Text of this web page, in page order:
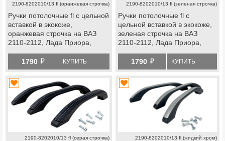
2190-8202010/13 fl (оранжевая строчка)
Ручки потолочные fl с цельной
вставкой в экокоже,
оранжевая строчка на ВАЗ
2110-2112, Лада Приора,
Гранта fl, Нива 4х4 с 2019 г.в.,
Нива Легенд, Нива Тревел,
Шевроле Нива, datsun
1790 й КУПИТЬ
2190-8202010/13 fl (зеленая строчка)
Ручки потолочные fl с
цельной вставкой в экокоже,
зеленая строчка на ВАЗ
2110-2112, Лада Приора,
Гранта fl, Нива 4х4 с 2019 г.в.,
Нива Легенд, Нива Тревел,
Шевроле Нива, datsun
1790 й КУПИТЬ
2190-8202010/13 fl (серая строчка) 2190-8202010/13 fl (жидкий хром)